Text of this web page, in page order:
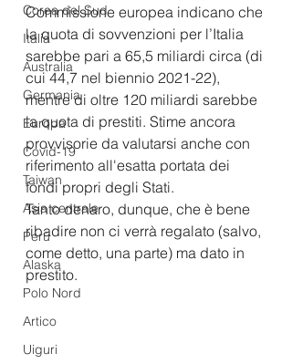
Corea del Sud
Italia
Australia
Germania
Europa
Covid-19
Taiwan
Asia centrale
Perù
Alaska
Polo Nord
Artico
Uiguri
Commissione europea indicano che
la quota di sovvenzioni per l’Italia
sarebbe pari a 65,5 miliardi circa (di
cui 44,7 nel biennio 2021-22),
mentre di oltre 120 miliardi sarebbe
la quota di prestiti. Stime ancora
provvisorie da valutarsi anche con
riferimento all'esatta portata dei
fondi propri degli Stati.
Tanto denaro, dunque, che è bene
ribadire non ci verrà regalato (salvo,
come detto, una parte) ma dato in
prestito.